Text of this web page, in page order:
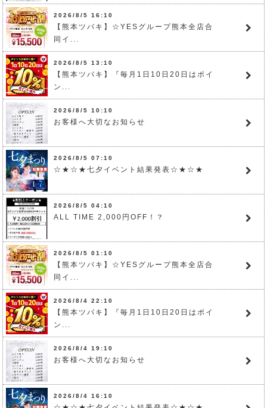
2026/8/5 16:10
【熊本ツバキ】☆YESグループ熊本全店合
同イ...
2026/8/5 13:10
【熊本ツバキ】『毎月1日10日20日はポイ
ン...
2026/8/5 10:10
お客様へ大切なお知らせ
2026/8/5 07:10
☆★☆★七夕イベント結果発表☆★☆★
2026/8/5 04:10
ALL TIME 2,000円OFF！？
2026/8/5 01:10
【熊本ツバキ】☆YESグループ熊本全店合
同イ...
2026/8/4 22:10
【熊本ツバキ】『毎月1日10日20日はポイ
ン...
2026/8/4 19:10
お客様へ大切なお知らせ
2026/8/4 16:10